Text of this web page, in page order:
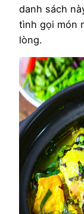
danh sách
tình gọi món
lòng.